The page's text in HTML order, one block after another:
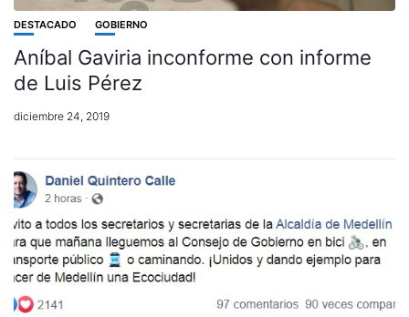
DESTACADO GOBIERNO
Aníbal Gaviria inconforme con informe
de Luis Pérez
diciembre 24, 2019